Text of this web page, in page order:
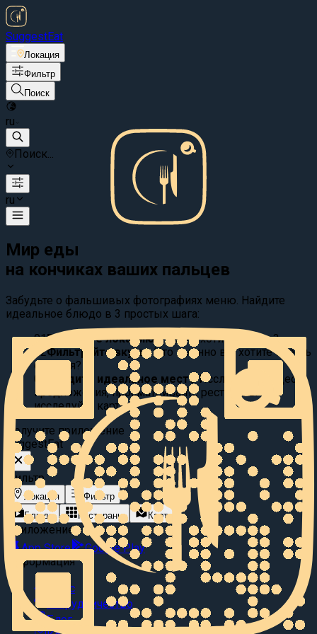
SuggestEat
Локация
Фильтр
Поиск
ru
Поиск...
ru
Мир еды
на кончиках ваших пальцев
Забудьте о фальшивых фотографиях меню. Найдите
идеальное блюдо в 3 простых шага:
01Выберите локацию:
Где вы хотите поесть?
02Фильтруйте вкусы: Что именно вы хотите съесть
сегодня?
03
Найдите идеальное место Исследуйте видео
предложения, просматривайте рестораны или
исследуйте карту.
Получите приложение
SuggestEat
Фильтр
Локация
Фильтр
Блюда
Рестораны Карта
Приложение
App Store
Google Play
Информация
О нас
Сотрудничество
Блог